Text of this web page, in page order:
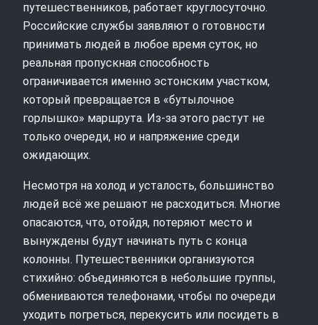
путешественников, работает круглосуточно.
Российские службы заявляют о готовности
принимать людей в любое время суток, но
реальная пропускная способность
ограничивается именно эстонским участком,
который превращается в «бутылочное
горлышко» маршрута. Из‑за этого растут не
только очереди, но и напряжение среди
ожидающих.
Несмотря на холод и усталость, большинство
людей всё же решают не расходиться. Многие
опасаются, что, отойдя, потеряют место и
вынуждены будут начинать путь с конца
колонны. Путешественники организуются
стихийно: объединяются в небольшие группы,
обмениваются телефонами, чтобы по очереди
уходить погреться, перекусить или посидеть в